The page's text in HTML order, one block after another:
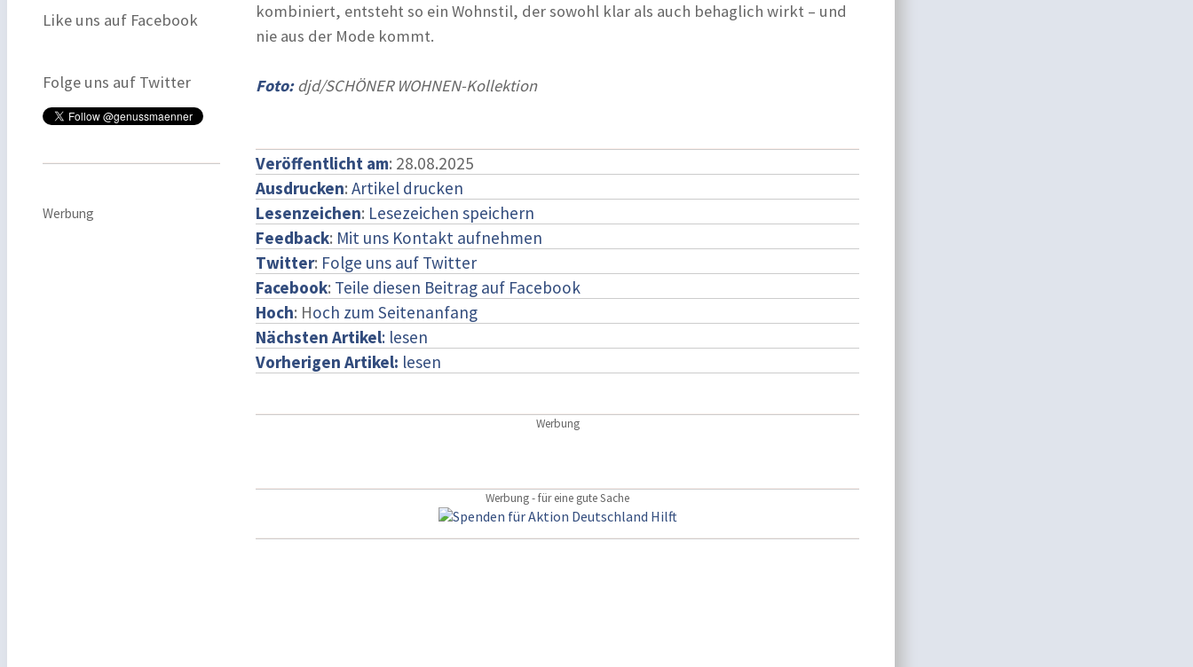
Like uns auf Facebook
Folge uns auf Twitter
Werbung
kombiniert, entsteht so ein Wohnstil, der sowohl klar als auch behaglich wirkt – und
nie aus der Mode kommt.
Foto:djd/SCHÖNER WOHNEN-Kollektion
Veröffentlicht am: 28.08.2025
Ausdrucken: Artikel drucken
Lesenzeichen: Lesezeichen speichern
Feedback: Mit uns Kontakt aufnehmen
Twitter: Folge uns auf Twitter
Facebook: Teile diesen Beitrag auf Facebook
Hoch: Hoch zum Seitenanfang
Nächsten Artikel: lesen
Vorherigen Artikel: lesen
Werbung
Werbung - für eine gute Sache